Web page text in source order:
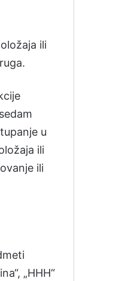
ili
u
ili
ili
„HHH“